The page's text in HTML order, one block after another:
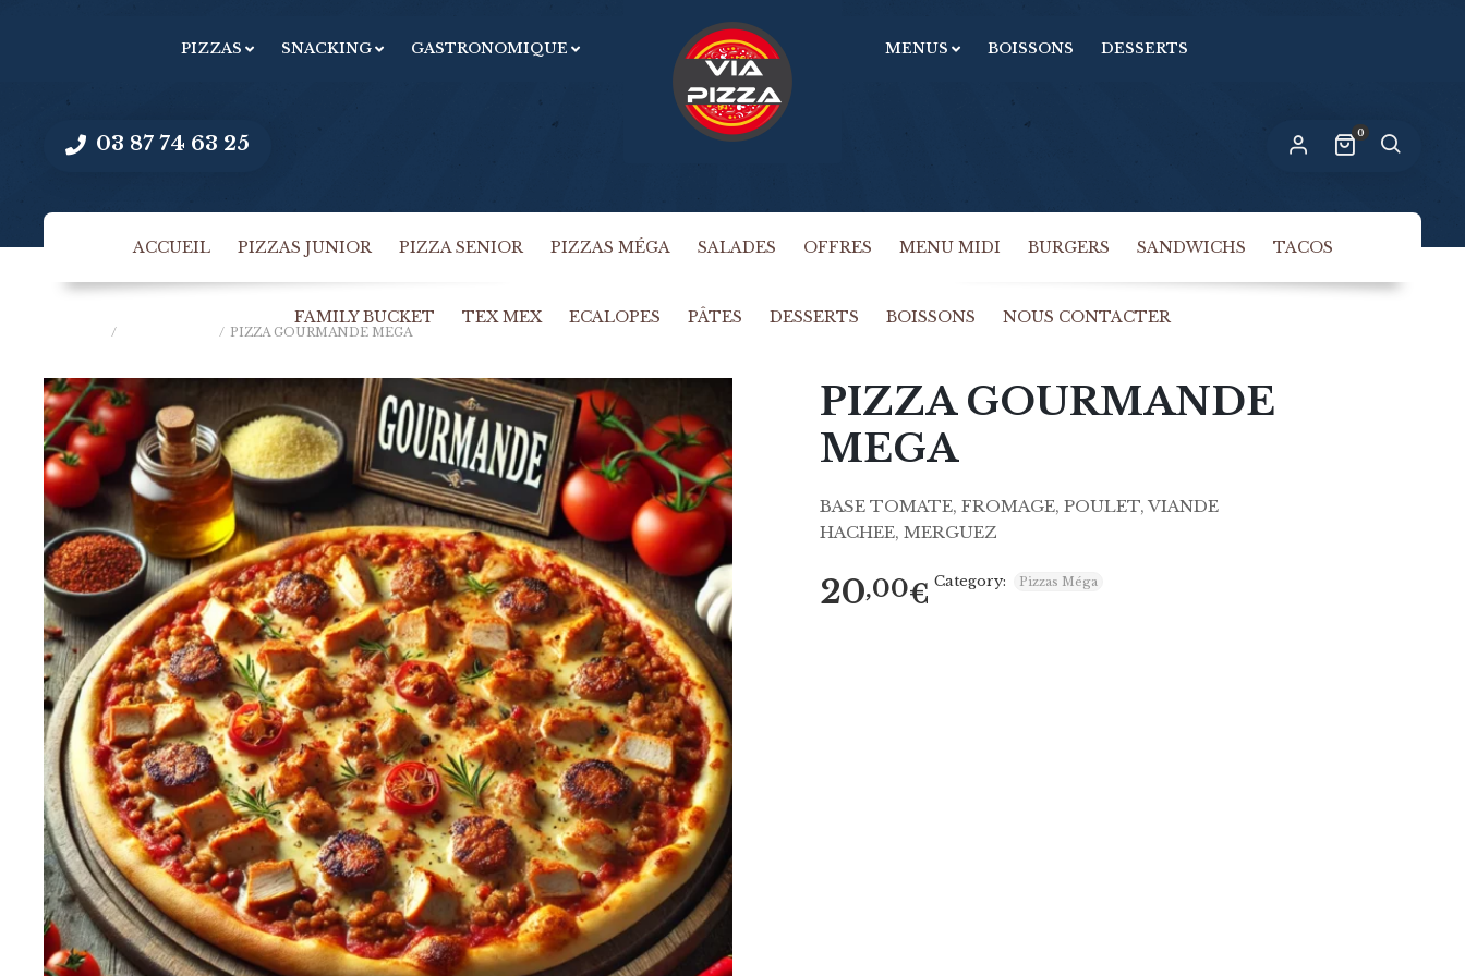
MENUS BOISSONS DESSERTS
PIZZAS SNACKING GASTRONOMIQUE
03 87 74 63 25 0
OBLIGATOIRE
e-mail.
gérer l’accès à votre compte, et pour d’autres raisons
ACCUEIL PIZZAS JUNIOR PIZZA SENIOR PIZZAS MÉGA SALADES OFFRES MENU MIDI BURGERS SANDWICHS TACOS
FAMILY BUCKET TEX MEX ECALOPES PÂTES DESSERTS BOISSONS NOUS CONTACTER
/ / PIZZA GOURMANDE MEGA
PIZZA GOURMANDE
MEGA
BASE TOMATE, FROMAGE, POULET, VIANDE
HACHEE, MERGUEZ
20,00€ Category: Pizzas Méga